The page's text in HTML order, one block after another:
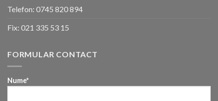
Telefon: 0745 820 894
Fix: 021 335 53 15
FORMULAR CONTACT
Nume*